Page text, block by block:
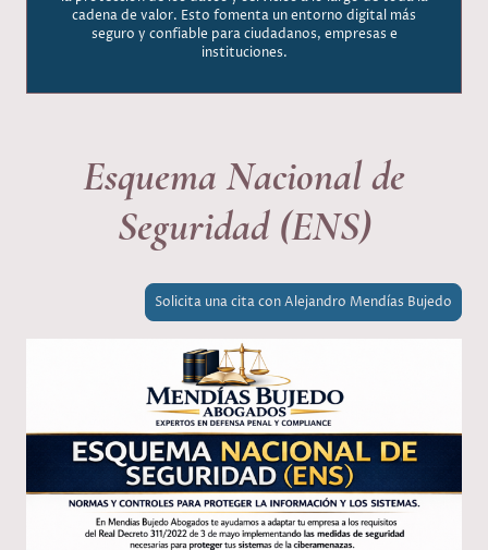
cadena de valor. Esto fomenta un entorno digital más
seguro y confiable para ciudadanos, empresas e
instituciones.
Esquema Nacional de
Seguridad (ENS)
Solicita una cita con Alejandro Mendías Bujedo